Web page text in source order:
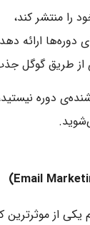
را منتشر کند،
دوره‌ها ارائه
از طریق گوگل
دوره
از موثرترین